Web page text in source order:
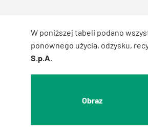
W poniższej tabeli podano
ponownego użycia, odzysku,
S.p.A.
Obraz